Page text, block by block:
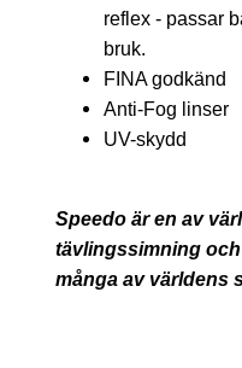
reflex - passar
bruk.
FINA godkänd
Anti-Fog linser
UV-skydd
Speedo är en av
tävlingssimning
många av världens